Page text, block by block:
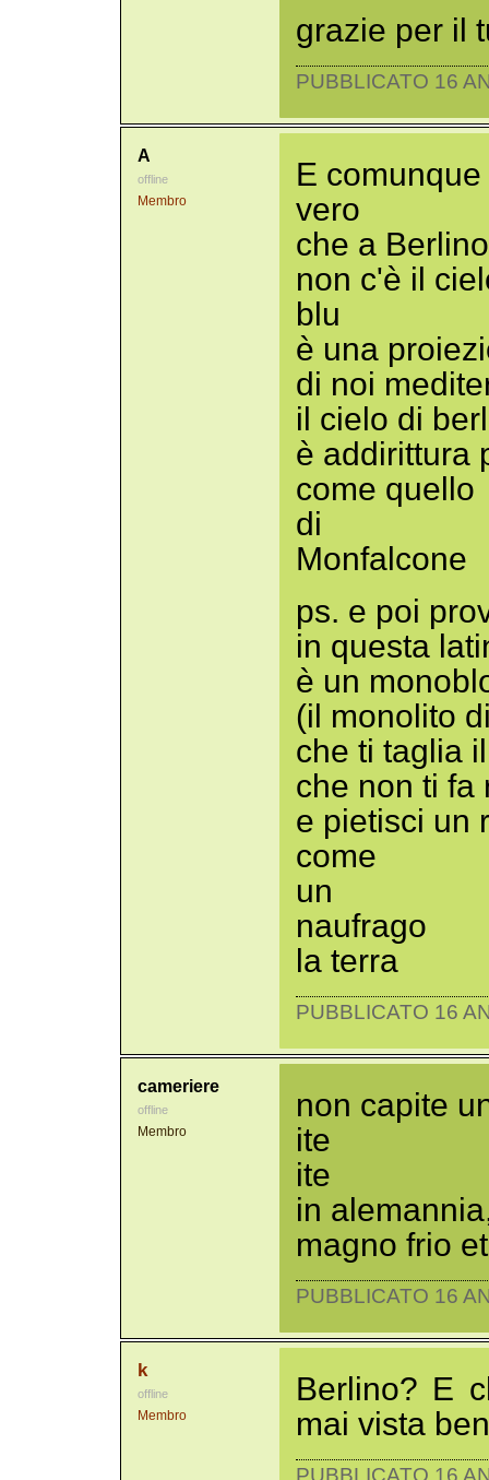
grazie per il
PUBBLICATO 16
A
offline
Membro
E
vero
che a Berlino
non c'è il
blu
è una
di noi
il cielo di
è addirittura
come quello
di
Monfalcone
ps. e poi
in questa
è un
(il monolito
che ti taglia
che non ti fa
e pietisci un
come
un
naufrago
la terra
PUBBLICATO 16
cameriere
offline
Membro
non capite
ite
ite
in
magno frio
PUBBLICATO 16
k
offline
Membro
Berlino? E
mai vista
PUBBLICATO 16